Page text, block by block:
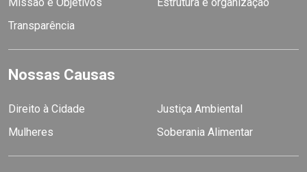
Transparência
Nossas Causas
Direito à Cidade
Justiça Ambiental
Mulheres
Soberania Alimentar